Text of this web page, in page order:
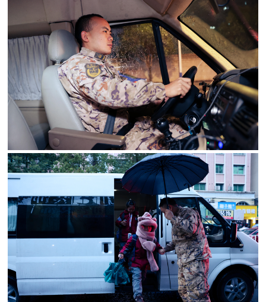
役
军
人
风
采
退
役
军
人
服
务
退
役
军
服
务
文
化
防
文
化
红